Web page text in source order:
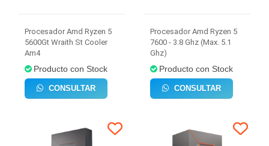
Procesador Amd Ryzen 5
5600Gt Wraith St Cooler
Am4
Producto con Stock
CONSULTAR
Procesador Amd Ryzen 5
7600 - 3.8 Ghz (Max. 5.1
Ghz)
Producto con Stock
CONSULTAR